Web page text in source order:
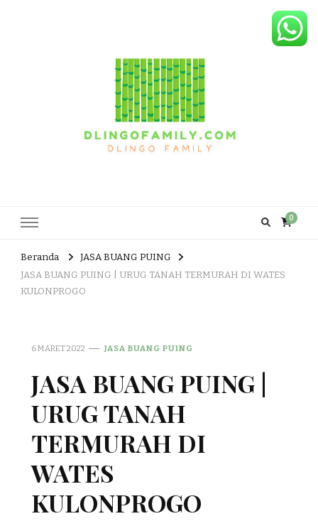
0
Beranda
JASA BUANG PUING
JASA BUANG PUING | URUG TANAH TERMURAH DI WATES
KULONPROGO
6 MARET 2022 JASA BUANG PUING
JASA BUANG PUING |
URUG TANAH
TERMURAH DI
WATES
KULONPROGO